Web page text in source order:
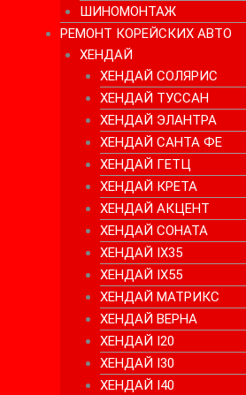
ШИНОМОНТАЖ
РЕМОНТ КОРЕЙСКИХ АВТО
ХЕНДАЙ
ХЕНДАЙ СОЛЯРИС
ХЕНДАЙ ТУССАН
ХЕНДАЙ ЭЛАНТРА
ХЕНДАЙ САНТА ФЕ
ХЕНДАЙ ГЕТЦ
ХЕНДАЙ КРЕТА
ХЕНДАЙ АКЦЕНТ
ХЕНДАЙ СОНАТА
ХЕНДАЙ IX35
ХЕНДАЙ IX55
ХЕНДАЙ МАТРИКС
ХЕНДАЙ ВЕРНА
ХЕНДАЙ I20
ХЕНДАЙ I30
ХЕНДАЙ I40